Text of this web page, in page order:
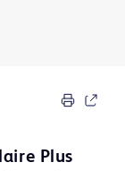
Plus